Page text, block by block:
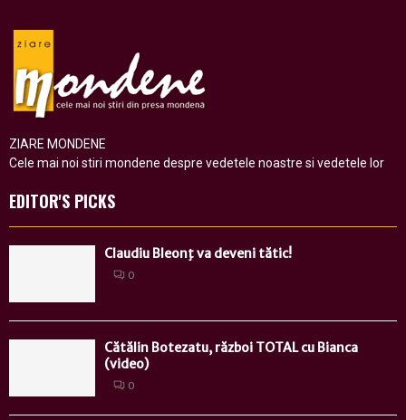
ZIARE MONDENE
Cele mai noi stiri mondene despre vedetele noastre si vedetele lor
EDITOR'S PICKS
Claudiu Bleonţ va deveni tătic!
0
Cătălin Botezatu, război TOTAL cu Bianca
(video)
0